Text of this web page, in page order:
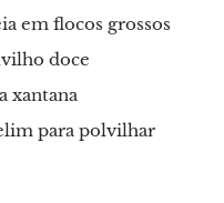
em flocos grossos
doce
xantana
para polvilhar